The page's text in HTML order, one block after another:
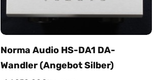
Norma Audio HS-DA1 DA-
Wandler (Angebot Silber)